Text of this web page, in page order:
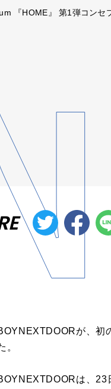
『HOME』 第1弾コンセ
が、初
。
は、23